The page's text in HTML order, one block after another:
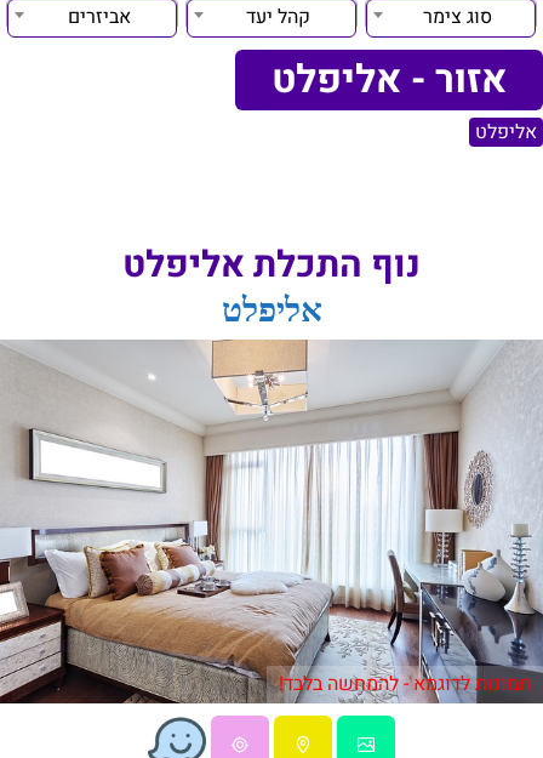
סוג צימר
קהל יעד אביזרים
אזור - אליפלט
אליפלט
נוף התכלת אליפלט
אליפלט
תמונות לדוגמא - להמחשה בלבד!